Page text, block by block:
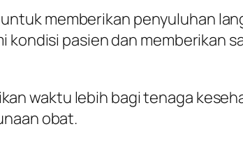
memberikan penyuluhan
pasien dan memberikan
waktu lebih bagi tenaga
obat.